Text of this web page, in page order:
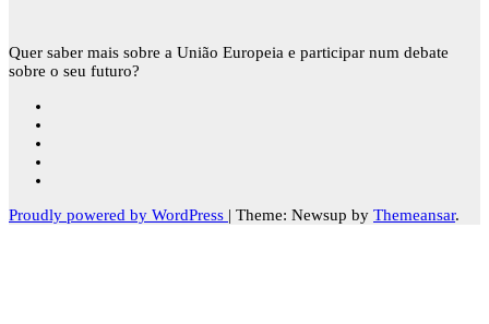
Quer saber mais sobre a União Europeia e participar num debate
sobre o seu futuro?
Proudly powered by WordPress | Theme: Newsup by Themeansar.